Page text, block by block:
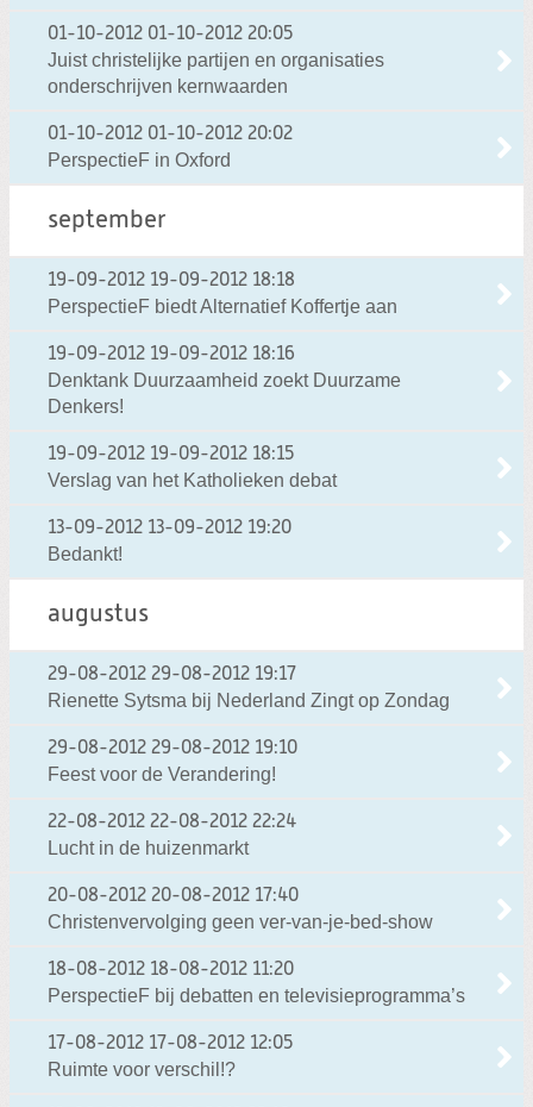
01-10-2012 01-10-2012 20:05
Juist christelijke partijen en organisaties
onderschrijven kernwaarden
01-10-2012 01-10-2012 20:02
PerspectieF in Oxford
september
19-09-2012 19-09-2012 18:18
PerspectieF biedt Alternatief Koffertje aan
19-09-2012 19-09-2012 18:16
Denktank Duurzaamheid zoekt Duurzame
Denkers!
19-09-2012 19-09-2012 18:15
Verslag van het Katholieken debat
13-09-2012 13-09-2012 19:20
Bedankt!
augustus
29-08-2012 29-08-2012 19:17
Rienette Sytsma bij Nederland Zingt op Zondag
29-08-2012 29-08-2012 19:10
Feest voor de Verandering!
22-08-2012 22-08-2012 22:24
Lucht in de huizenmarkt
20-08-2012 20-08-2012 17:40
Christenvervolging geen ver-van-je-bed-show
18-08-2012 18-08-2012 11:20
PerspectieF bij debatten en televisieprogramma’s
17-08-2012 17-08-2012 12:05
Ruimte voor verschil!?